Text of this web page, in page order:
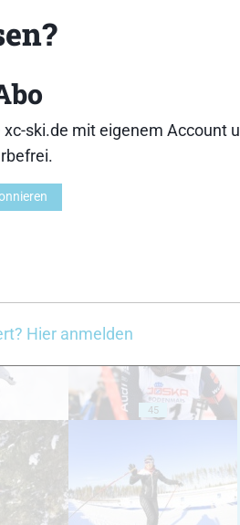
45
xc-ski.de mit eigenem Account
Hier anmelden